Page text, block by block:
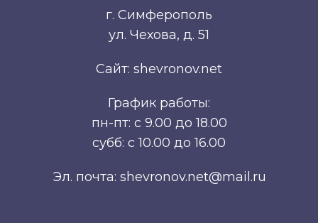
г. Симферополь
ул. Чехова, д. 51
Сайт: shevronov.net
График работы:
пн-пт: с 9.00 до 18.00
субб: с 10.00 до 16.00
Эл. почта: shevronov.net@mail.ru